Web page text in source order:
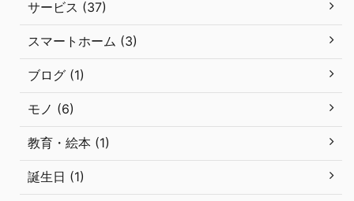
サービス (37)
スマートホーム (3)
ブログ (1)
モノ (6)
教育・絵本 (1)
誕生日 (1)